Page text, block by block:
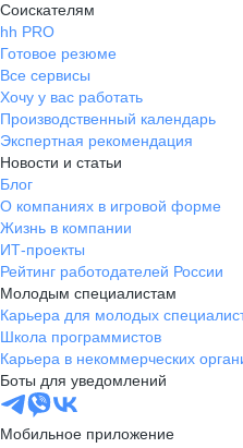
Соискателям
hh PRO
Готовое резюме
Все сервисы
Хочу у вас работать
Производственный календарь
Экспертная рекомендация
Новости и статьи
Блог
О компаниях в игровой форме
Жизнь в компании
ИТ-проекты
Рейтинг работодателей России
Молодым специалистам
Карьера для молодых
Школа программистов
Карьера в некоммерческих
Боты для уведомлений
Мобильное приложение